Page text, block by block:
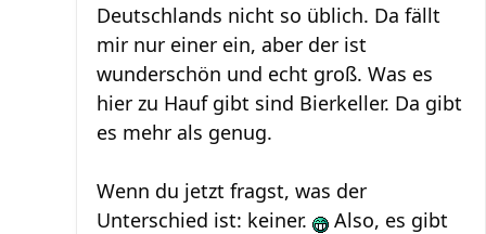
Deutschlands nicht so üblich. Da fällt
mir nur einer ein, aber der ist
wunderschön und echt groß. Was es
hier zu Hauf gibt sind Bierkeller. Da gibt
es mehr als genug.
Wenn du jetzt fragst, was der
Unterschied ist: keiner.
Also, es gibt